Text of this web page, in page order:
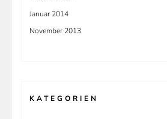
Januar 2014
November 2013
KATEGORIEN